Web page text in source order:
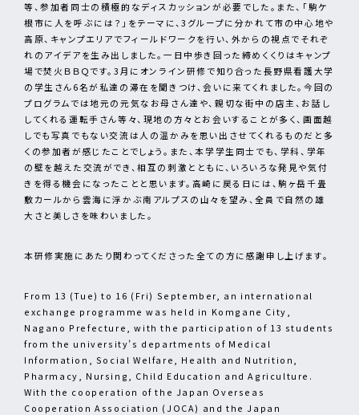
等、参加者同士の積極的なディスカッションが必要でした。また、「駒ケ
根市に人を呼ぶには？」をテーマに、3グループに分かれて市の中心地や
高原、キャンプエリアでフィールドワークを行い、外からの視点でそれぞ
れのアイデアを生み出しました。一日中歩き回った締めくくりはキャンプ
場で焚火ＢＢＱです。3月にオンライン研修で知り合った長野県看護大学
の学生さん6名が私達の滞在を聞きつけ、会いに来てくれました。今回の
プログラムでは地元の元気なお母さん達や、親切な街中の店主、お話し
してくれる運転手さん等々、現地の方々とお会いすることが多く、画面越
しでも写真でもない交流は人の温かみを思い出させてくれるものだと多
くの参加者が感じたことでしょう。また、本学学生同士でも、学科、学年
の壁を越えた交流ができ、相互の刺激とともに、いろいろな発見や気付
きを得る機会になったことと思います。高崎に戻る日には、駒ヶ岳千畳
敷カールから雲海に浮かぶ南アルプスの山々を望み、全員で自然の雄
大さと美しさを味わいました。
本研修実施にあたり関わってくださった全ての方に感謝申し上げます。
From 13 (Tue) to 16 (Fri) September, an international
exchange programme was held in Komgane City,
Nagano Prefecture, with the participation of 13 students
from the university’s departments of Medical
Information, Social Welfare, Health and Nutrition,
Pharmacy, Nursing, Child Education and Agriculture.
With the cooperation of the Japan Overseas
Cooperation Association (JOCA) and the Japan